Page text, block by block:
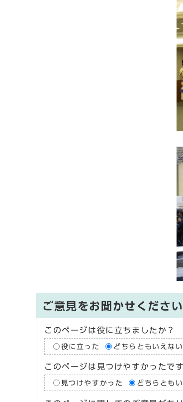
ご意見をお聞かせください
このページは役に立ちましたか？
役に立った どちらともいえない
このページは見つけやすかったで
見つけやすかった どちらとも